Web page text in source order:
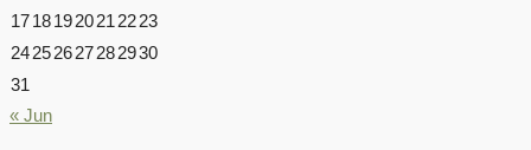
1718192021 2223
24252627282930
31
« Jun